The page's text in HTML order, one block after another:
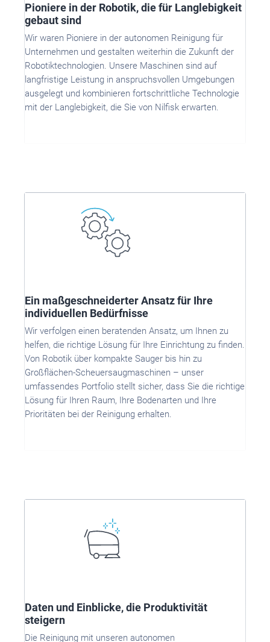
Pioniere in der Robotik, die für Langlebigkeit
gebaut sind
Wir waren Pioniere in der autonomen Reinigung für
Unternehmen und gestalten weiterhin die Zukunft der
Robotiktechnologien. Unsere Maschinen sind auf
langfristige Leistung in anspruchsvollen Umgebungen
ausgelegt und kombinieren fortschrittliche Technologie
mit der Langlebigkeit, die Sie von Nilfisk erwarten.
Ein maßgeschneiderter Ansatz für Ihre
individuellen Bedürfnisse
Wir verfolgen einen beratenden Ansatz, um Ihnen zu
helfen, die richtige Lösung für Ihre Einrichtung zu finden.
Von Robotik über kompakte Sauger bis hin zu
Großflächen-Scheuersaugmaschinen – unser
umfassendes Portfolio stellt sicher, dass Sie die richtige
Lösung für Ihren Raum, Ihre Bodenarten und Ihre
Prioritäten bei der Reinigung erhalten.
Daten und Einblicke, die Produktivität
steigern
Die Reinigung mit unseren autonomen